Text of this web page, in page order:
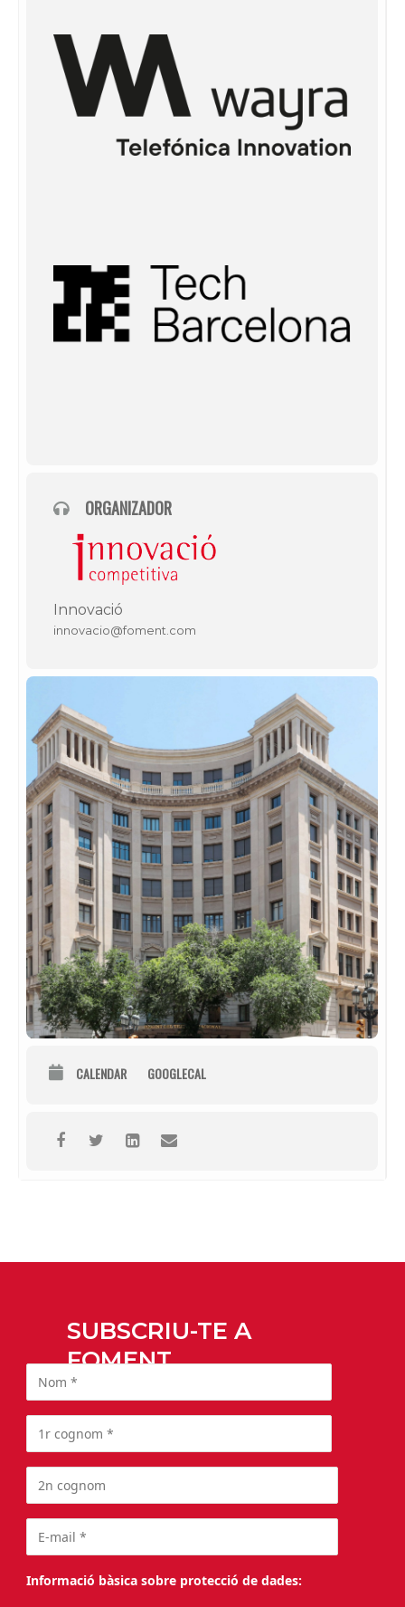
ORGANIZADOR
Innovació
innovacio@foment.com
CALENDAR GOOGLECAL
SUBSCRIU-TE A
FOMENT
Informació bàsica sobre protecció de dades: